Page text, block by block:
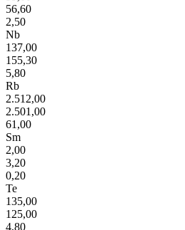
56,60
2,50
Nb
137,00
155,30
5,80
Rb
2.512,00
2.501,00
61,00
Sm
2,00
3,20
0,20
Te
135,00
125,00
4,80